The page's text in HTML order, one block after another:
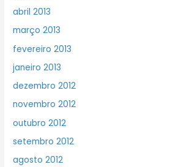
abril 2013
março 2013
fevereiro 2013
janeiro 2013
dezembro 2012
novembro 2012
outubro 2012
setembro 2012
agosto 2012